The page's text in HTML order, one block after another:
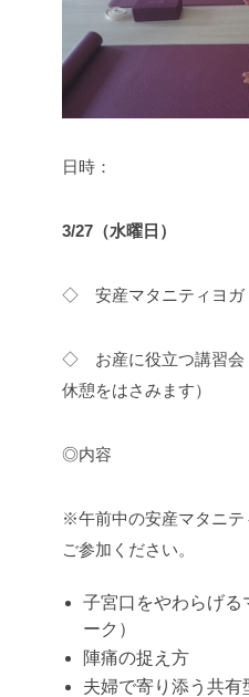
日時：
3/27（水曜日）
◇ 安産マタニティヨガ
◇ お産に役立つ講習会
休憩をはさみます）
◎内容
※午前中の安産マタニテ
ご参加ください。
子宮口をやわらげる
ーク）
陣痛の捉え方
夫婦で寄り添う共有